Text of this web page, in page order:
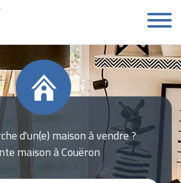
d'un(e) maison à vendre ?
maison à Couëron